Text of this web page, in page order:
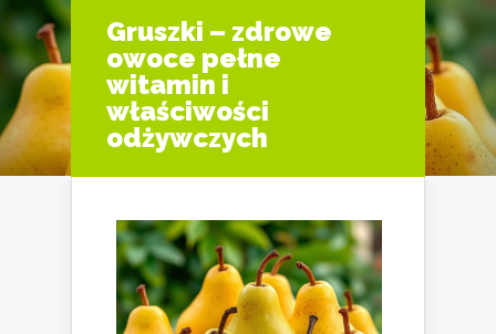
Gruszki – zdrowe
owoce pełne
witamin i
właściwości
odżywczych